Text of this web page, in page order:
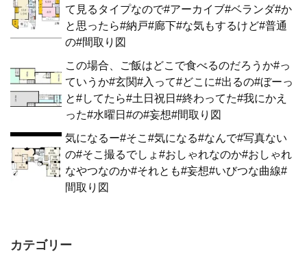
て見るタイプなので#アーカイブ#ベランダ#か
と思ったら#納戸#廊下#な気もするけど#普通
の#間取り図
この場合、ご飯はどこで食べるのだろうか#っ
ていうか#玄関#入って#どこに#出るの#ぼーっ
と#してたら#土日祝日#終わってた#我にかえ
った#水曜日#の#妄想#間取り図
気になるー#そこ#気になる#なんで#写真ない
の#そこ撮るでしょ#おしゃれなのか#おしゃれ
なやつなのか#それとも#妄想#いびつな曲線#
間取り図
カテゴリー